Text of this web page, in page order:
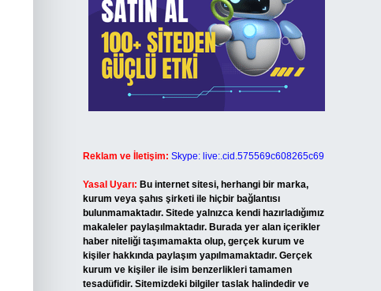
Reklam ve İletişim: Skype: live:.cid.575569c608265c69
Yasal Uyarı: Bu internet sitesi, herhangi bir marka,
kurum veya şahıs şirketi ile hiçbir bağlantısı
bulunmamaktadır. Sitede yalnızca kendi hazırladığımız
makaleler paylaşılmaktadır. Burada yer alan içerikler
haber niteliği taşımamakta olup, gerçek kurum ve
kişiler hakkında paylaşım yapılmamaktadır. Gerçek
kurum ve kişiler ile isim benzerlikleri tamamen
tesadüfidir. Sitemizdeki bilgiler taslak halindedir ve